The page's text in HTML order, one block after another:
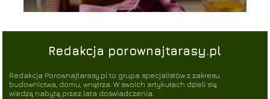
Redakcja porownajtarasy.pl
Redakcja Porownajtarasy.pl to grupa specjalistów z zakresu
budownictwa, domu, wnętrza. W swoich artykułach dzieli się
wiedzą nabytą przez lata doświadczenia.